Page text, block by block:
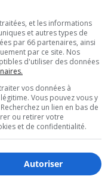
la réputation de
de l’éducation.
et les informations
et autres types de
par 66 partenaires, ainsi
par ce site. Nos
d'utiliser des données
vos données à
Vous pouvez vous y
un lien en bas de
ou retirer votre
et de confidentialité.
Autoriser